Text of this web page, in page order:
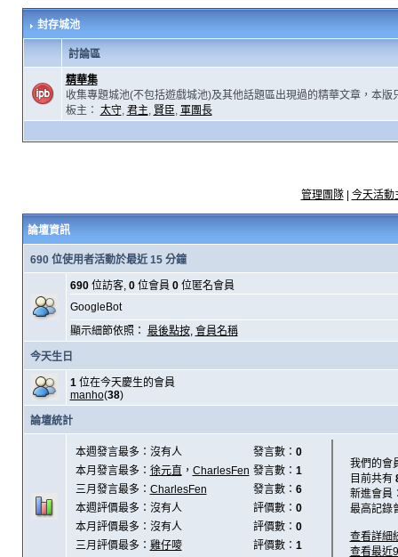
封存城池
討論區
精華集
收集專題城池(不包括遊戲城池)及其他話題區出現過的精華文章，本版
板主： 太守, 君主, 賢臣, 軍團長
管理團隊| 今天活動
論壇資訊
690 位使用者活動於最近 15 分鐘
690位訪客, 0位會員 0位匿名會員
GoogleBot
顯示細節依照： 最後點按, 會員名稱
今天生日
1位在今天慶生的會員
manho(38)
論壇統計
本週發言最多：沒有人 發言數： 0
本月發言最多： 徐元直 ， CharlesFen 發言數： 1
三月發言最多： CharlesFen 發言數： 6
本週評價最多：沒有人
評價數： 0
本月評價最多：沒有人
評價數： 0
三月評價最多： 雞仔嘜 評價數： 1
我們的會
目前共有
新進會員
最高記錄
查看詳細
查看最近